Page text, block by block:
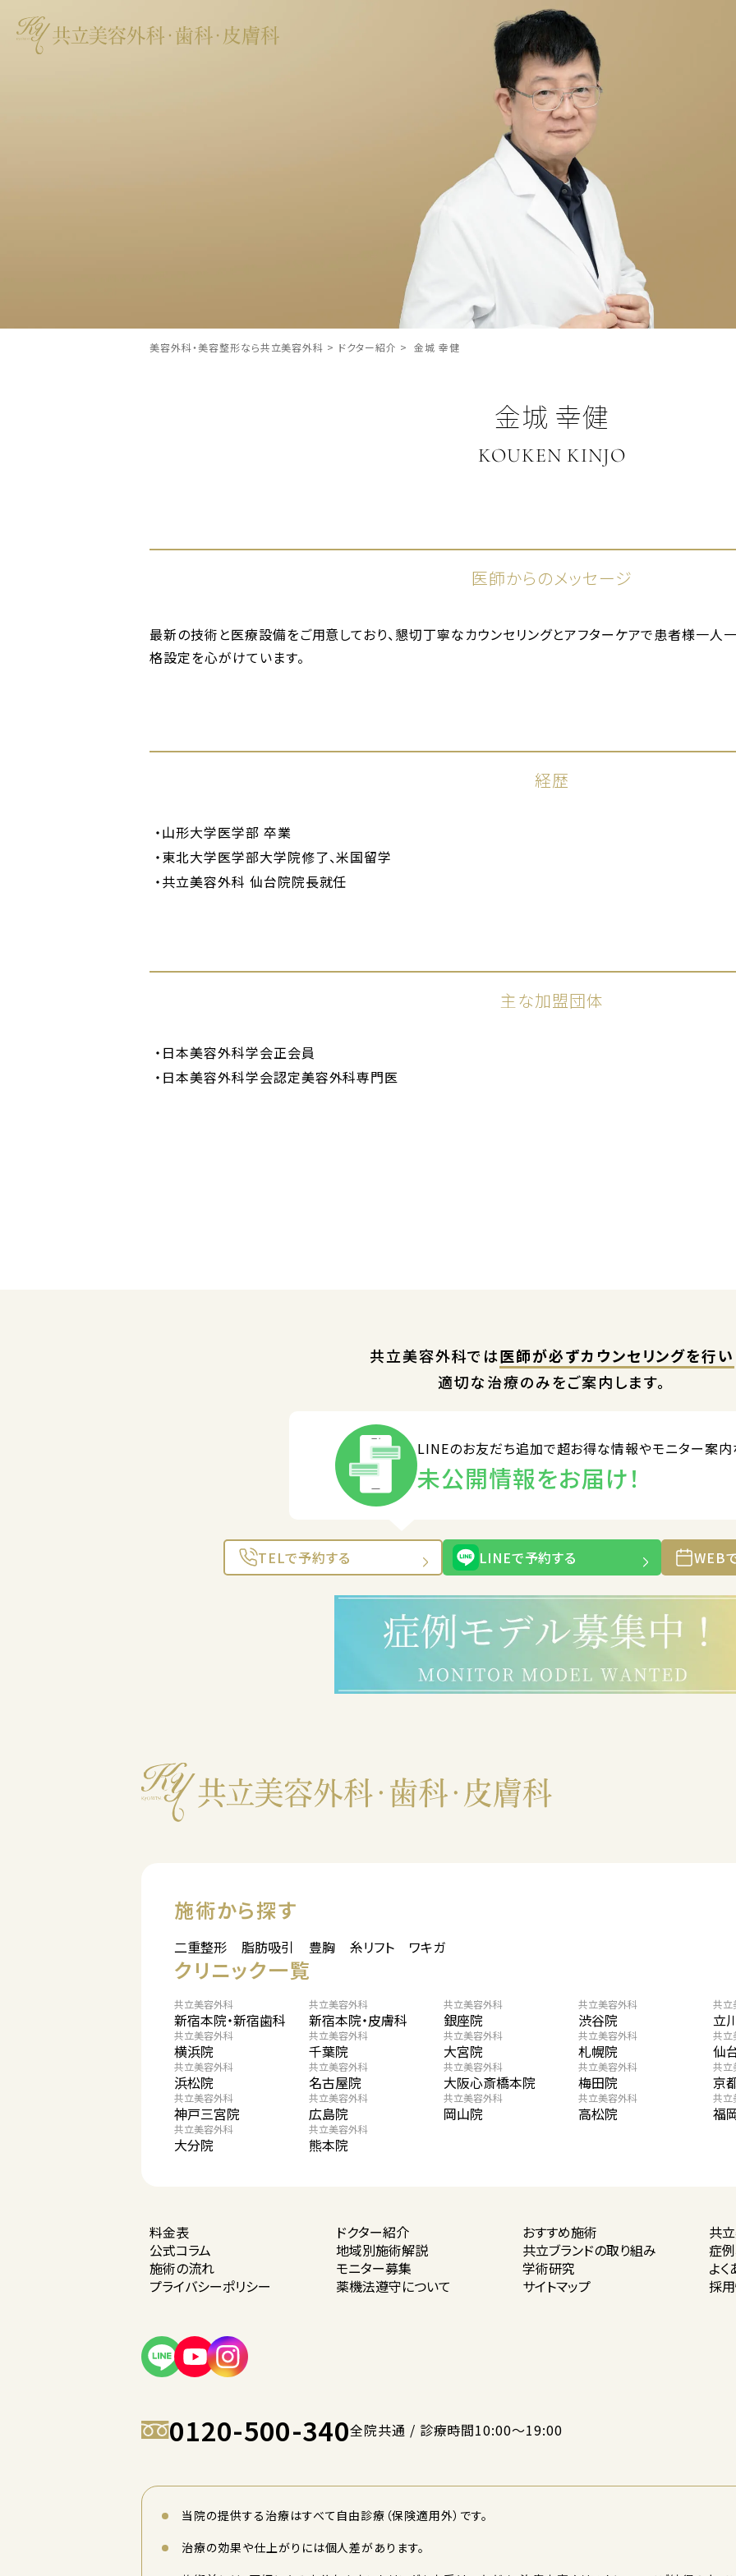
美容外科・美容整形なら共立美容外科 > ドクター紹介 > 金城 幸健
金城 幸健
KOUKEN KINJO
医師からのメッセージ
最新の技術と医療設備をご用意しており、懇切丁寧なカウンセリングとアフターケアで患者様一人
格設定を心がけています。
経歴
山形大学医学部 卒業
東北大学医学部大学院修了、米国留学
共立美容外科 仙台院院長就任
主な加盟団体
日本美容外科学会正会員
日本美容外科学会認定美容外科専門医
共立美容外科では医師が必ずカウンセリングを行い
適切な治療のみをご案内します。
LINEのお友だち追加で超お得な情報やモニター案
未公開情報をお届け！
TELで予約する LINEで予約する WEB
施術から探す
二重整形 脂肪吸引 豊胸 糸リフト ワキガ
クリニック一覧
共立美容外科
新宿本院・新宿歯科
共立美容外科
新宿本院・皮膚科
共立美容外科
銀座院
共立美容外科
渋谷院
共立
立
共立美容外科
横浜院
共立美容外科
千葉院
共立美容外科
大宮院
共立美容外科
札幌院
共立
仙
共立美容外科
浜松院
共立美容外科
名古屋院
共立美容外科
大阪心斎橋本院
共立美容外科
梅田院
共立
京
共立美容外科
神戸三宮院
共立美容外科
広島院
共立美容外科
岡山院
共立美容外科
高松院
共立
福
共立美容外科
大分院
共立美容外科
熊本院
料金表 ドクター紹介 おすすめ施術
共
公式コラム
地域別施術解説 共立ブランドの取り組み
症
施術の流れ
モニター募集 学術研究
よ
プライバシーポリシー 薬機法遵守について サイトマップ 採
0120-500-340全院共通 / 診療時間10:00〜19:00
当院の提供する治療はすべて自由診療（保険適用外）です。
治療の効果や仕上がりには個人差があります。